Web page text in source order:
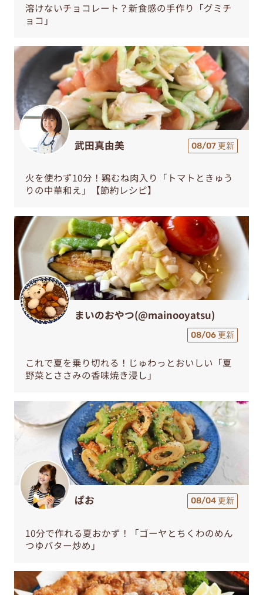
溶けないチョコレート？新食感の手作り「グミチ
ョコ」
武田真由美 08/07 更新
火を使わず10分！鶏むね肉入り「トマトときゅう
りの中華和え」【節約レシピ】
まいのおやつ(@mainooyatsu)
08/06 更新
これで夏を乗り切れる！じゅわっとおいしい「夏
野菜とささみの香味焼き浸し」
ぱお 08/04 更新
10分で作れる夏おかず！「ゴーヤとちくわのめん
つゆバター炒め」